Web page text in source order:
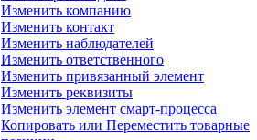
Изменить компанию
Изменить контакт
Изменить наблюдателей
Изменить ответственного
Изменить привязанный элемент
Изменить реквизиты
Изменить элемент смарт-процесса
Копировать или Переместить товарные